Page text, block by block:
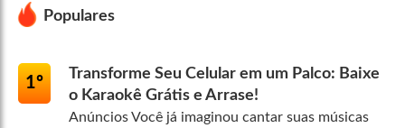
Populares
1º
Transforme Seu Celular em um Palco: Baixe
o Karaokê Grátis e Arrase!
Anúncios Você já imaginou cantar suas músicas